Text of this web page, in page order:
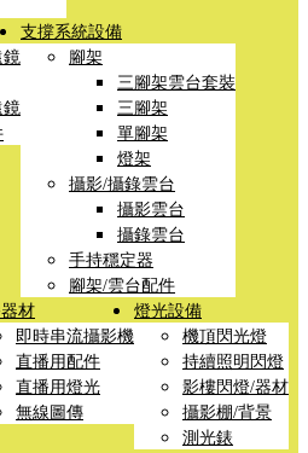
鏡
鏡
支撐系統設備
腳架
三腳架雲台套裝
三腳架
單腳架
燈架
攝影/攝錄雲台
攝影雲台
攝錄雲台
手持穩定器
腳架/雲台配件
材
即時串流攝影機
直播用配件
直播用燈光
無線圖傳
燈光設備
機頂閃光燈
持續照明閃燈
影樓閃燈/器材
攝影棚/背景
測光錶